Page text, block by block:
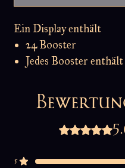
Ein Display enthält
24 Booster
Jedes Booster
Maximal 12 Displays pro
Größere Bestellungen
storniert werden.
Bei dem Produkt
Mit 5 von 5
5